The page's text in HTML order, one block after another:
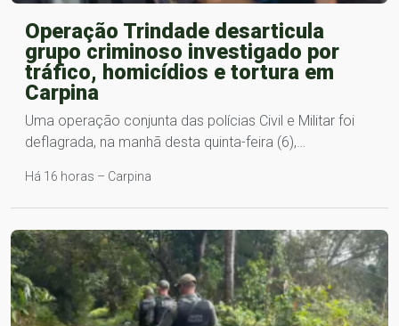
Operação Trindade desarticula
grupo criminoso investigado por
tráfico, homicídios e tortura em
Carpina
Uma operação conjunta das polícias Civil e Militar foi
deflagrada, na manhã desta quinta-feira (6),…
Há 16 horas – Carpina